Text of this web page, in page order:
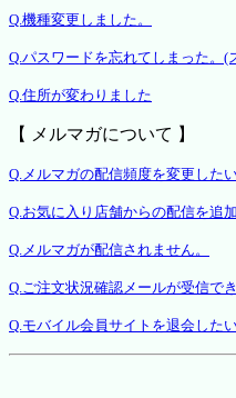
Q.機種変更しました。
Q.パスワードを忘れてしまった。(
Q.住所が変わりました
【 メルマガについて 】
Q.メルマガの配信頻度を変更した
Q.お気に入り店舗からの配信を追
Q.メルマガが配信されません。
Q.ご注文状況確認メールが受信で
Q.モバイル会員サイトを退会したい